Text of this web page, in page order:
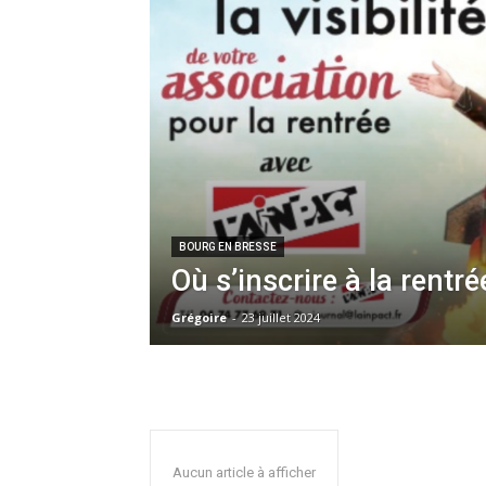
BOURG EN BRESSE
Où s’inscrire à la
Grégoire - 23 juillet 2024
Aucun article à afficher